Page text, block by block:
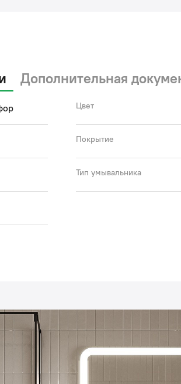
Дополнительная
Цвет
Покрытие
Тип умывальника